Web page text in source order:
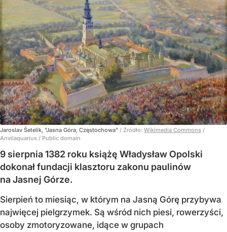
Jaroslav Šetelík, "Jasna Góra, Częstochowa" / Źródło: Wikimedia Commons /
Anvilaquarius / Public domain
9 sierpnia 1382 roku książę Władysław Opolski
dokonał fundacji klasztoru zakonu paulinów
na Jasnej Górze.
Sierpień to miesiąc, w którym na Jasną Górę przybywa
najwięcej pielgrzymek. Są wśród nich piesi, rowerzyści,
osoby zmotoryzowane, idące w grupach